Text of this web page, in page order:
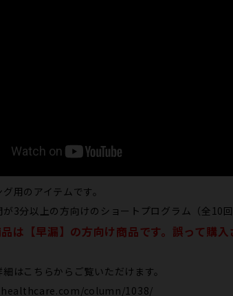
用のアイテムです。
3分以上の方向けのショートプログラム（全10回
は​【早漏】の​方​向け商品です。​誤って​購
はこちらからご覧いただけます。
column/1038/